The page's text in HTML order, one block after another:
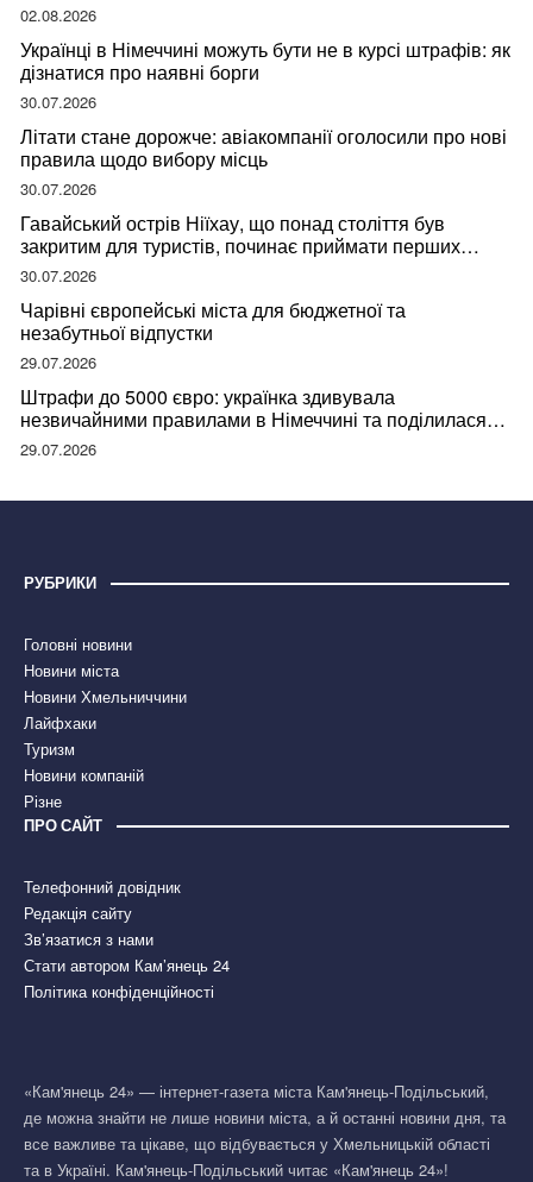
02.08.2026
Українці в Німеччині можуть бути не в курсі штрафів: як
дізнатися про наявні борги
30.07.2026
Літати стане дорожче: авіакомпанії оголосили про нові
правила щодо вибору місць
30.07.2026
Гавайський острів Ніїхау, що понад століття був
закритим для туристів, починає приймати перших
відвідувачів
30.07.2026
Чарівні європейські міста для бюджетної та
незабутньої відпустки
29.07.2026
Штрафи до 5000 євро: українка здивувала
незвичайними правилами в Німеччині та поділилася
правдою
29.07.2026
РУБРИКИ
Головні новини
Новини міста
Новини Хмельниччини
Лайфхаки
Туризм
Новини компаній
Різне
ПРО САЙТ
Телефонний довідник
Редакція сайту
Зв’язатися з нами
Стати автором Кам’янець 24
Політика конфіденційності
«Кам'янець 24» — інтернет-газета міста Кам'янець-Подільський,
де можна знайти не лише новини міста, а й останні новини дня, та
все важливе та цікаве, що відбувається у Хмельницькій області
та в Україні. Кам'янець-Подільський читає «Кам'янець 24»!